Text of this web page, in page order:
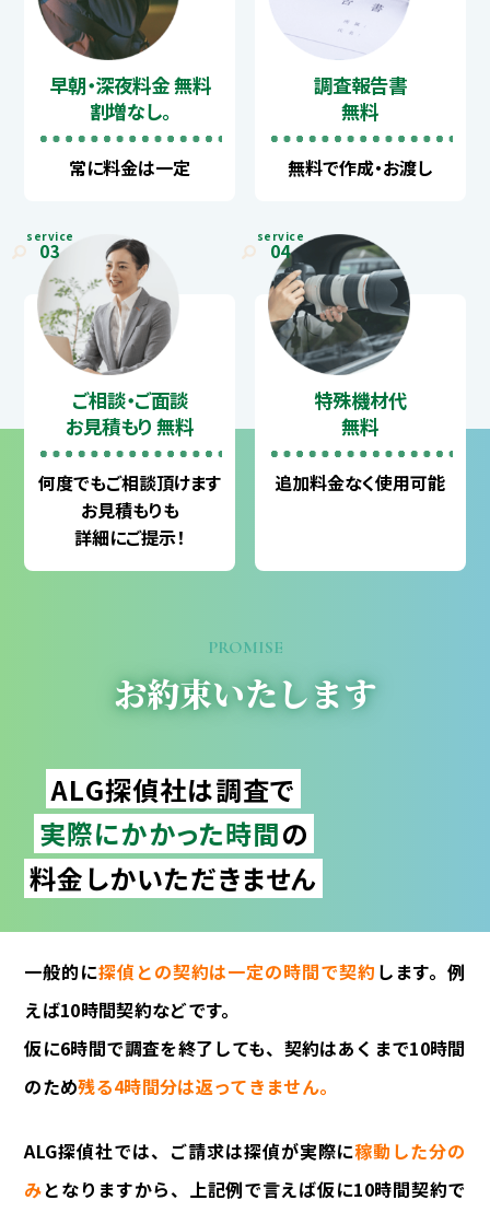
早朝・深夜料金 無料
割増なし。
常に料金は一定
調査報告書
無料
無料で作成・お渡し
service
03
ご相談・ご面談
お見積もり 無料
何度でもご相談頂けます
お見積もりも
詳細にご提示！
service
04
特殊機材代
無料
追加料金なく使用可能
お約束いたします
ALG探偵社は調査で
実際にかかった時間の
料金しかいただきません
一般的に探偵との契約は一定の時間で契約 します。例
えば10時間契約などです。
仮に6時間で調査を終了しても、契約はあくまで10時間
のため残る4時間分は返ってきません。
ALG探偵社では、ご請求は探偵が実際に稼動した分の
みとなりますから、上記例で言えば仮に10時間契約で